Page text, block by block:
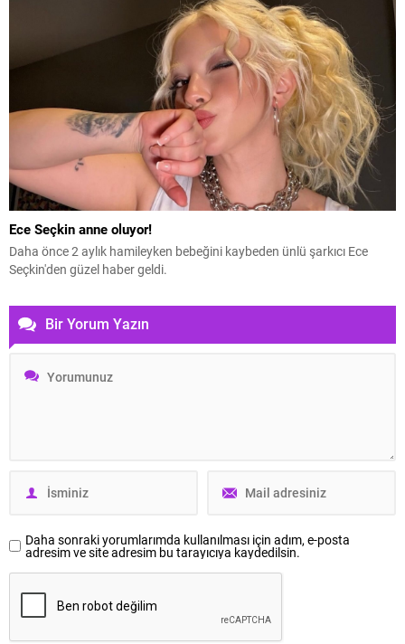
Ece Seçkin anne oluyor!
Daha önce 2 aylık hamileyken bebeğini kaybeden ünlü şarkıcı Ece
Seçkin'den güzel haber geldi.
Bir Yorum Yazın
Daha sonraki yorumlarımda kullanılması için adım, e-posta
adresim ve site adresim bu tarayıcıya kaydedilsin.